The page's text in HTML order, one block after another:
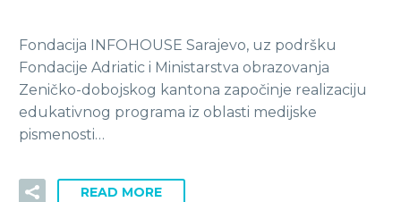
Fondacija INFOHOUSE Sarajevo, uz podršku
Fondacije Adriatic i Ministarstva obrazovanja
Zeničko-dobojskog kantona započinje realizaciju
edukativnog programa iz oblasti medijske
pismenosti…
READ MORE